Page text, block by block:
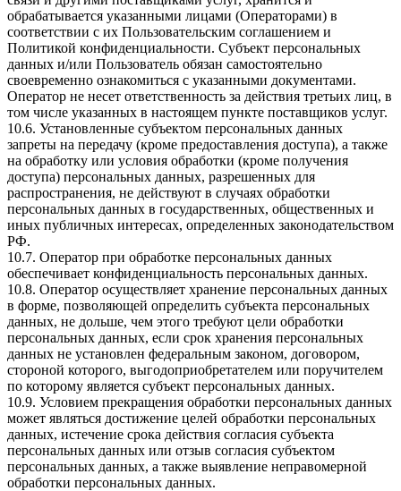
обрабатывается указанными лицами (Операторами) в
соответствии с их Пользовательским соглашением и
Политикой конфиденциальности. Субъект персональных
данных и/или Пользователь обязан самостоятельно
своевременно ознакомиться с указанными документами.
Оператор не несет ответственность за действия третьих лиц, в
том числе указанных в настоящем пункте поставщиков услуг.
10.6. Установленные субъектом персональных данных
запреты на передачу (кроме предоставления доступа), а также
на обработку или условия обработки (кроме получения
доступа) персональных данных, разрешенных для
распространения, не действуют в случаях обработки
персональных данных в государственных, общественных и
иных публичных интересах, определенных законодательством
РФ.
10.7. Оператор при обработке персональных данных
обеспечивает конфиденциальность персональных данных.
10.8. Оператор осуществляет хранение персональных данных
в форме, позволяющей определить субъекта персональных
данных, не дольше, чем этого требуют цели обработки
персональных данных, если срок хранения персональных
данных не установлен федеральным законом, договором,
стороной которого, выгодоприобретателем или поручителем
по которому является субъект персональных данных.
10.9. Условием прекращения обработки персональных данных
может являться достижение целей обработки персональных
данных, истечение срока действия согласия субъекта
персональных данных или отзыв согласия субъектом
персональных данных, а также выявление неправомерной
обработки персональных данных.